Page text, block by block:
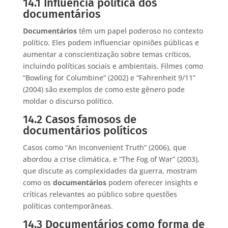
14.1 Influência política dos
documentários
Documentáriostêm um papel poderoso no contexto
político. Eles podem influenciar opiniões públicas e
aumentar a conscientização sobre temas críticos,
incluindo políticas sociais e ambientais. Filmes como
“Bowling for Columbine” (2002) e “Fahrenheit 9/11”
(2004) são exemplos de como este gênero pode
moldar o discurso político.
14.2 Casos famosos de
documentários políticos
Casos como “An Inconvenient Truth” (2006), que
abordou a crise climática, e “The Fog of War” (2003),
que discute as complexidades da guerra, mostram
como os documentáriospodem oferecer insights e
críticas relevantes ao público sobre questões
políticas contemporâneas.
14.3 Documentários como forma de